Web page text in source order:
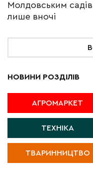
Молдовським
лише вночі
НОВИНИ РОЗДІЛІВ
АГРОМАРКЕТ
ТЕХНІКА
ТВАРИННИЦТВО